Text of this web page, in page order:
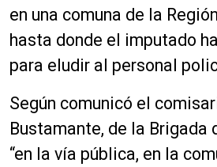
en una comuna de la
hasta donde el imputado
para eludir al personal
Según comunicó el
Bustamante, de la Brigada
“en la vía pública, en la